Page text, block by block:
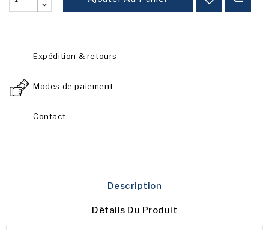
Expédition & retours
Modes de paiement
Contact
Description
Détails Du Produit